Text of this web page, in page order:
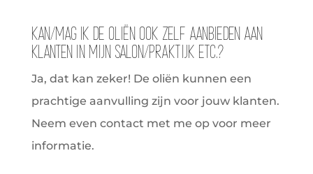
Kan/mag ik de oliën ook zelf aanbieden aan
klanten in mijn salon/praktijk etc.?
Ja, dat kan zeker! De oliën kunnen een
prachtige aanvulling zijn voor jouw klanten.
Neem even contact met me op voor meer
informatie.